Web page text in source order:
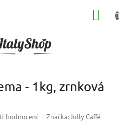
- 1kg, zrnková
hodnocení Značka:Jolly Caffé